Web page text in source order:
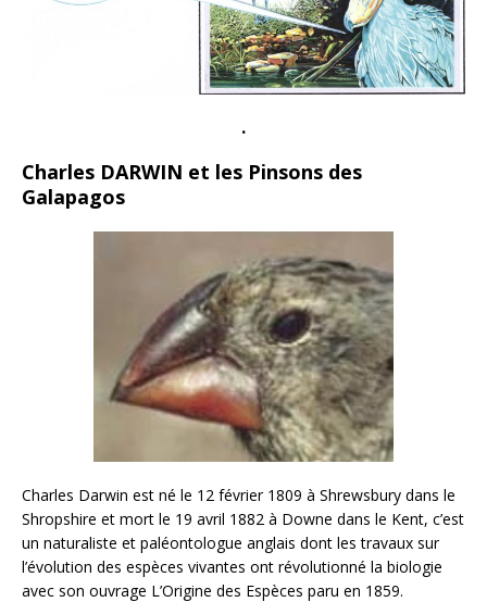
.
Charles DARWIN et les Pinsons des
Galapagos
Charles Darwin est né le 12 février 1809 à Shrewsbury dans le
Shropshire et mort le 19 avril 1882 à Downe dans le Kent, c’est
un naturaliste et paléontologue anglais dont les travaux sur
l’évolution des espèces vivantes ont révolutionné la biologie
avec son ouvrage L’Origine des Espèces paru en 1859.